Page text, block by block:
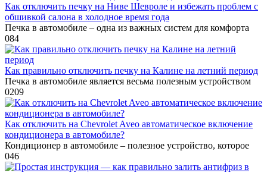
Как отключить печку на Ниве Шевроле и избежать проблем с
обшивкой салона в холодное время года
Печка в автомобиле – одна из важных систем для комфорта
084
Как правильно отключить печку на Калине на летний период
Печка в автомобиле является весьма полезным устройством
0209
Как отключить на Chevrolet Aveo автоматическое включение
кондиционера в автомобиле?
Кондиционер в автомобиле – полезное устройство, которое
046